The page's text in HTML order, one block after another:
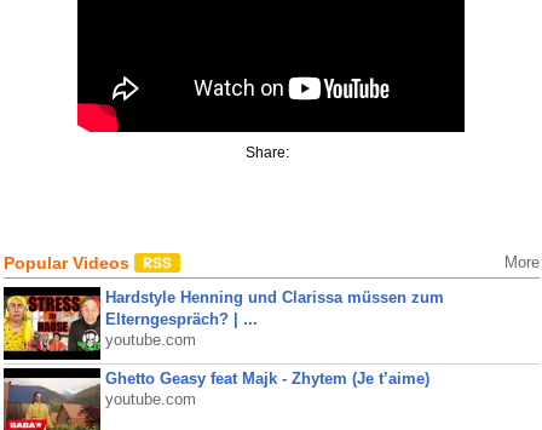
Share:
Popular Videos More
Hardstyle Henning und Clarissa müssen zum
Elterngespräch? | ...
youtube.com
Ghetto Geasy feat Majk - Zhytem (Je t’aime)
youtube.com